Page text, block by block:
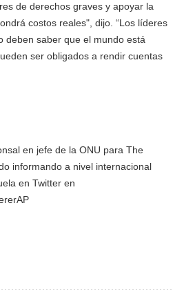
de derechos graves y apoyar la
costos reales", dijo. “Los líderes
deben saber que el mundo está
ser obligados a rendir cuentas
en jefe de la ONU para The
informando a nivel internacional
en Twitter en